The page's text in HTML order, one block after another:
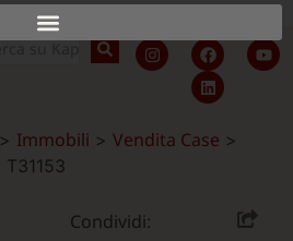
> Immobili > Vendita Case >
T31153
Condividi: